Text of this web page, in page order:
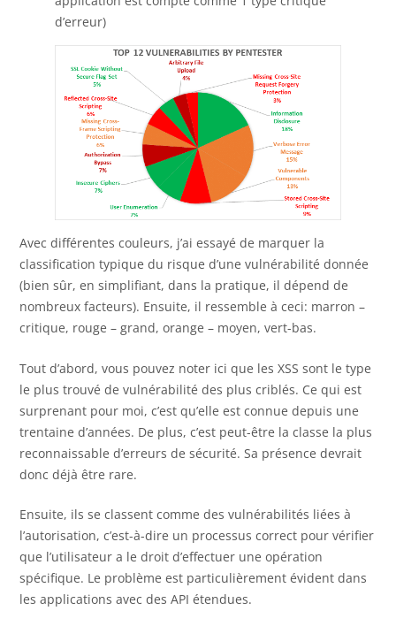
d’erreur)
Avec différentes couleurs, j’ai essayé de marquer la
classification typique du risque d’une vulnérabilité donnée
(bien sûr, en simplifiant, dans la pratique, il dépend de
nombreux facteurs). Ensuite, il ressemble à ceci: marron –
critique, rouge – grand, orange – moyen, vert-bas.
Tout d’abord, vous pouvez noter ici que les XSS sont le type
le plus trouvé de vulnérabilité des plus criblés. Ce qui est
surprenant pour moi, c’est qu’elle est connue depuis une
trentaine d’années. De plus, c’est peut-être la classe la plus
reconnaissable d’erreurs de sécurité. Sa présence devrait
donc déjà être rare.
Ensuite, ils se classent comme des vulnérabilités liées à
l’autorisation, c’est-à-dire un processus correct pour vérifier
que l’utilisateur a le droit d’effectuer une opération
spécifique. Le problème est particulièrement évident dans
les applications avec des API étendues.